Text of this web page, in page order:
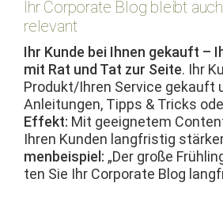
Ihr Corporate Blog bleibt
relevant
Ihr Kunde bei Ihnen gekauft –
mit Rat und Tat zur Seite. Ihr
Produkt/Ihren Ser­vice gekauft
Anleitun­gen, Tipps & Tricks
Effekt: Mit geeignetem
Ihren Kun­den langfristig
men­beispiel: „Der große
ten Sie Ihr Cor­po­rate Blog